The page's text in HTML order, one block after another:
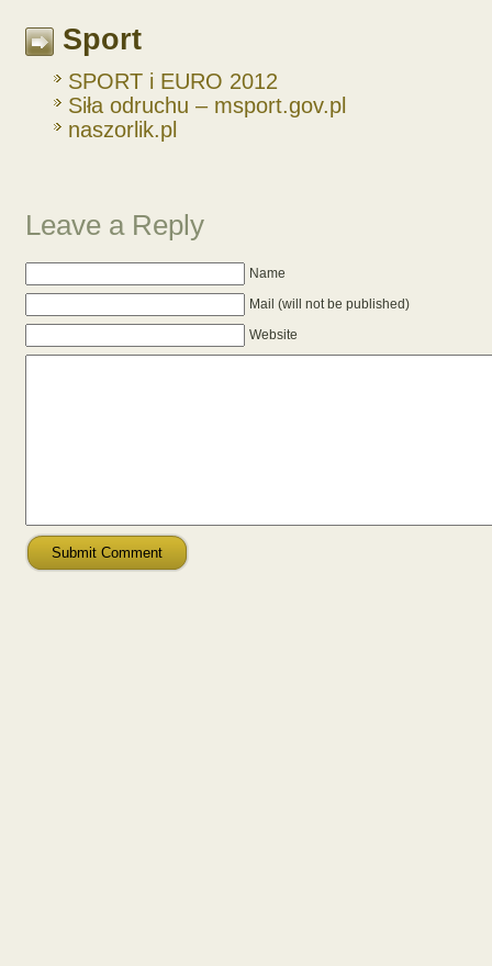
Sport
SPORT i EURO 2012
Siła odruchu – msport.gov.pl
naszorlik.pl
Leave a Reply
Name
Mail (will not be published)
Website